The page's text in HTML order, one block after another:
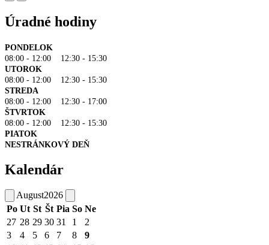
Úradné hodiny
PONDELOK
08:00 - 12:00 12:30 - 15:30
UTOROK
08:00 - 12:00 12:30 - 15:30
STREDA
08:00 - 12:00 12:30 - 17:00
ŠTVRTOK
08:00 - 12:00 12:30 - 15:30
PIATOK
NESTRÁNKOVÝ DEŇ
Kalendár
August2026
Po Ut St Št Pia So Ne
27 28 29 30 31 1
2
3
4 5 6 7 8
9